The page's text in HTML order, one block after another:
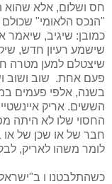
חס ושלום, אלא שהוא
"הנכס הלאומי"
כמובן: שיגיב, שיאמר
שישמע רעיון חדש,
שיצטלם למען מטרה
פעם אחת. שוב ושוב
בשנה, אלפי פעמים
הששים. אריק
החסוי שלו לא היתה
חבר של או שכן של או
לומר משהו לאריק,
כשהתלבטנו ו